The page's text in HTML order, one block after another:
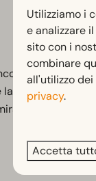
nella
cultura locale
i colorati
Utilizziamo i
e analizzare
sito con i
combinare
all'utilizzo
privacy.
Accetta